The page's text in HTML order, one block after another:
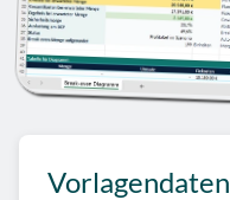
Vorlagendaten